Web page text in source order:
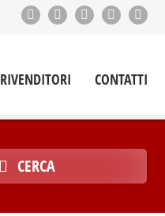
RIVENDITORI CONTATTI
CERCA